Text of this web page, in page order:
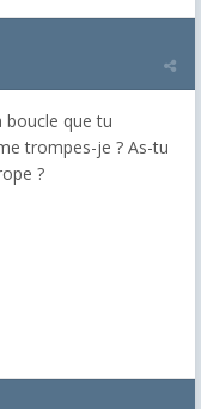
boucle que tu
trompes-je ? As-tu
?